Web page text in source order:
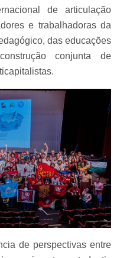
de articulação
e trabalhadoras da
das educações
conjunta de
de perspectivas entre